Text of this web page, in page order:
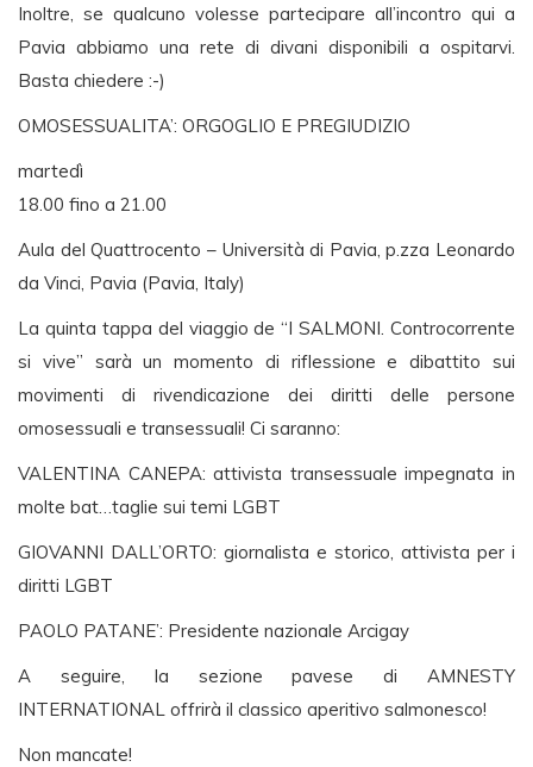
Inoltre, se qualcuno volesse partecipare all’incontro qui a
Pavia abbiamo una rete di divani disponibili a ospitarvi.
Basta chiedere :-)
OMOSESSUALITA’: ORGOGLIO E PREGIUDIZIO
martedì
18.00 fino a 21.00
Aula del Quattrocento – Università di Pavia, p.zza Leonardo
da Vinci, Pavia (Pavia, Italy)
La quinta tappa del viaggio de “I SALMONI. Controcorrente
si vive” sarà un momento di riflessione e dibattito sui
movimenti di rivendicazione dei diritti delle persone
omosessuali e transessuali! Ci saranno:
VALENTINA CANEPA: attivista transessuale impegnata in
molte bat…taglie sui temi LGBT
GIOVANNI DALL’ORTO: giornalista e storico, attivista per i
diritti LGBT
PAOLO PATANE’: Presidente nazionale Arcigay
A seguire, la sezione pavese di AMNESTY
INTERNATIONAL offrirà il classico aperitivo salmonesco!
Non mancate!